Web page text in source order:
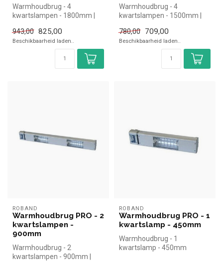
Warmhoudbrug - 4
kwartslampen - 1800mm |
de horeca....
943,00 825,00
Beschikbaarheid laden..
Warmhoudbrug - 4
kwartslampen - 1500mm |
de horeca....
780,00 709,00
Beschikbaarheid laden..
ROBAND
Warmhoudbrug PRO - 2
kwartslampen -
900mm
Warmhoudbrug - 2
kwartslampen - 900mm |
ROBAND
Warmhoudbrug PRO - 1
kwartslamp - 450mm
Warmhoudbrug - 1
kwartslamp - 450mm